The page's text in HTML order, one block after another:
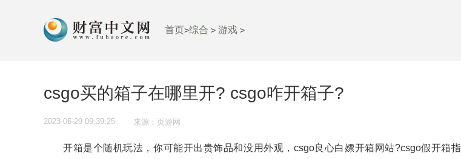
首页>综合 > 游戏 >
csgo买的箱子在哪里开? csgo咋开箱子?
2023-06-29 09:39:25 来源：页游网
开箱是个随机玩法，你可能开出贵饰品和没用外观，csgo良心白嫖开箱网站?csgo假开箱指